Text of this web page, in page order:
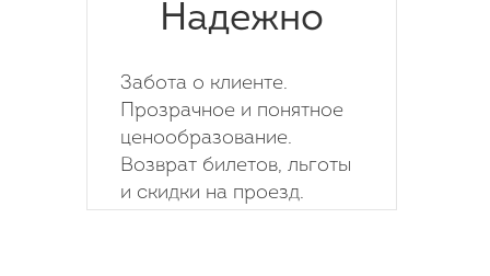
Надежно
Забота о клиенте.
Прозрачное и понятное
ценообразование.
Возврат билетов, льготы
и скидки на проезд.